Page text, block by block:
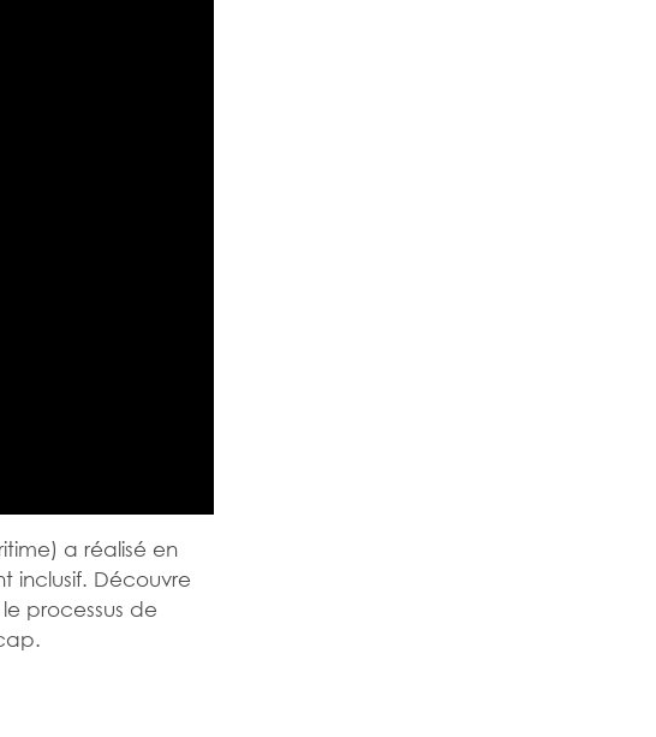
a réalisé en
inclusif. Découvre
processus de